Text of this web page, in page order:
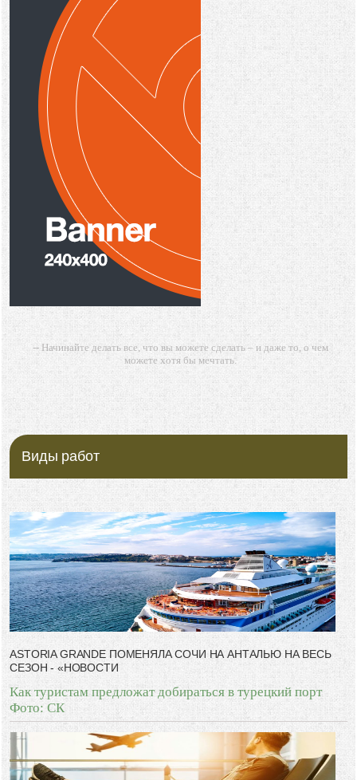
-- Начинайте делать все, что вы можете сделать – и даже то, о чем
можете хотя бы мечтать.
-- Все дело в мыслях. Мысль — начало всего. И мыслями можно
управлять. И поэтому главное дело совершенствования: работать над
мыслями.
-- Идите уверенно по направлению к мечте. Живите той жизнью,
глупость. Из всех страхов самый пугающий — самолюбование.
-- Лучшее, что можно сделать с хорошим советом, это пропустить его
мимо ушей. Он никогда не бывает полезен никому, кроме того, кто его
дал.
-- Люблю давать советы и очень не люблю, когда их дают мне.
Виды работ
ASTORIA GRANDE ПОМЕНЯЛА СОЧИ НА АНТАЛЬЮ НА ВЕСЬ
СЕЗОН - «НОВОСТИ
Как туристам предложат добираться в турецкий порт
Фото: СК